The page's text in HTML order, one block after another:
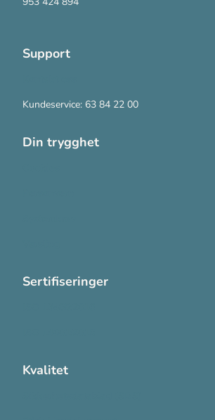
Support
Kundeservice: 63 84 22 00
Din trygghet
Sertifiseringer
Kvalitet